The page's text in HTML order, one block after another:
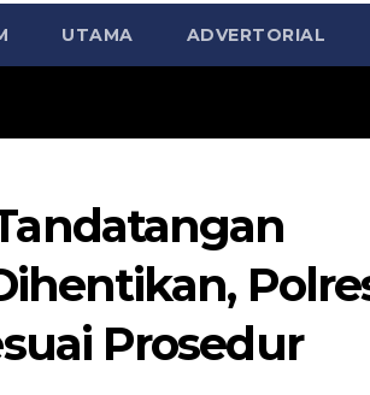
UTAMA ADVERTORIAL
Prosedur